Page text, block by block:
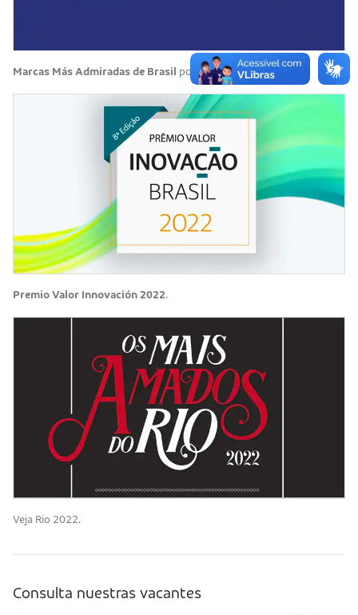
Marcas Más Admiradas de Brasil por el Premio BandNews.
Premio Valor Innovación 2022.
Veja Rio 2022.
Consulta nuestras vacantes